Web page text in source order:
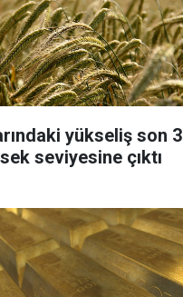
yükseliş son 3
seviyesine çıktı